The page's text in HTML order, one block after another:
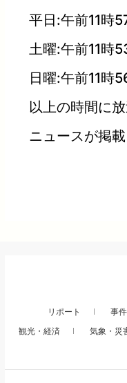
平日:午前11時
土曜:午前11時
日曜:午前11時
以上の時間に放
ニュースが掲載
リポート 事
観光・経済
気象・災